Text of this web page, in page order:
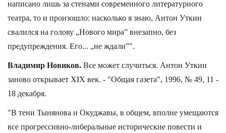
написано лишь за стенами современного литературного
театра, то и произошло: насколько я знаю, Антон Уткин
свалился на голову „Нового мира” внезапно, без
предупреждения. Его... „не ждали”".
Владимир Новиков. Все может случиться. Антон Уткин
заново открывает ХIХ век. - "Общая газета", 1996, № 49, 11 -
18 декабря.
"В тени Тынянова и Окуджавы, в общем, вполне умещаются
все прогрессивно-либеральные исторические повести и